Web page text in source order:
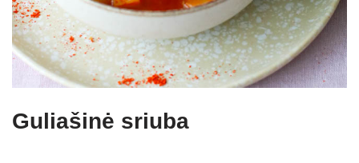
Guliašinė sriuba